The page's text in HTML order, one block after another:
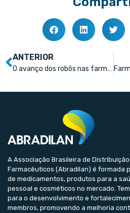
ANTERIOR
O avanço dos robôs nas farmácias pode aprimorar a gestão de medicamentos de alto custo
A Associação Brasileira de
Farmacêuticos (Abradilan) é formada
de medicamentos, produtos para a
pessoal e cosméticos no mercado.
para o desenvolvimento e
membros, promovendo a melhoria